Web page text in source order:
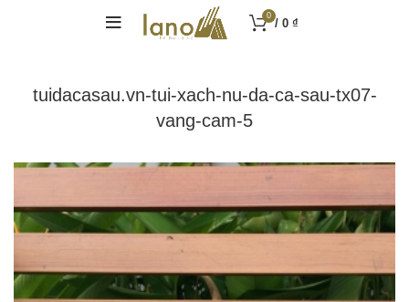
0
/ 0 ₫
tuidacasau.vn-tui-xach-nu-da-ca-sau-tx07-
vang-cam-5